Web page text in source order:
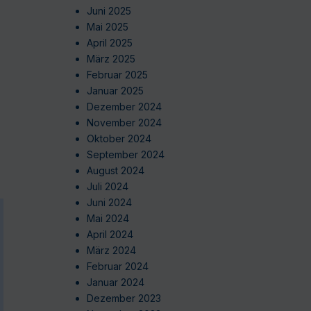
Juni 2025
Mai 2025
April 2025
März 2025
Februar 2025
Januar 2025
Dezember 2024
November 2024
Oktober 2024
September 2024
August 2024
Juli 2024
Juni 2024
Mai 2024
April 2024
März 2024
Februar 2024
Januar 2024
Dezember 2023